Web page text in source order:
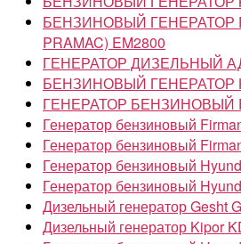
БЕНЗИНОВЫЙ ГЕНЕРАТОР
PRAMAC) EM2800
ГЕНЕРАТОР ДИЗЕЛЬНЫЙ
БЕНЗИНОВЫЙ ГЕНЕРАТОР
ГЕНЕРАТОР БЕНЗИНОВЫЙ
Генератор бензиновый
Генератор бензиновый
Генератор бензиновый
Генератор бензиновый
Дизельный генератор Gesht
Дизельный генератор Kipor